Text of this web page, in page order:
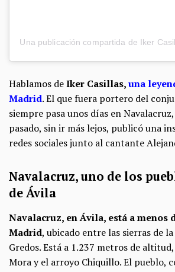
Una publicación compartida de Iker
Hablamos deIker Casillas,una
Madrid. El que fuera portero del
siempre pasa unos días en
pasado, sin ir más lejos, publicó una
redes sociales junto al cantante
Navalacruz, uno de los
de Ávila
Navalacruz, en Ávila, está a menos
Madrid, ubicado entre las sierras de
Gredos. Está a 1.237 metros de
Mora y el arroyo Chiquillo. El pueblo,